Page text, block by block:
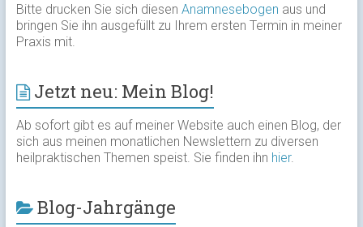
Bitte drucken Sie sich diesen Anamnesebogen aus und
bringen Sie ihn ausgefüllt zu Ihrem ersten Termin in meiner
Praxis mit.
Jetzt neu: Mein Blog!
Ab sofort gibt es auf meiner Website auch einen Blog, der
sich aus meinen monatlichen Newslettern zu diversen
heilpraktischen Themen speist. Sie finden ihn hier.
Blog-Jahrgänge